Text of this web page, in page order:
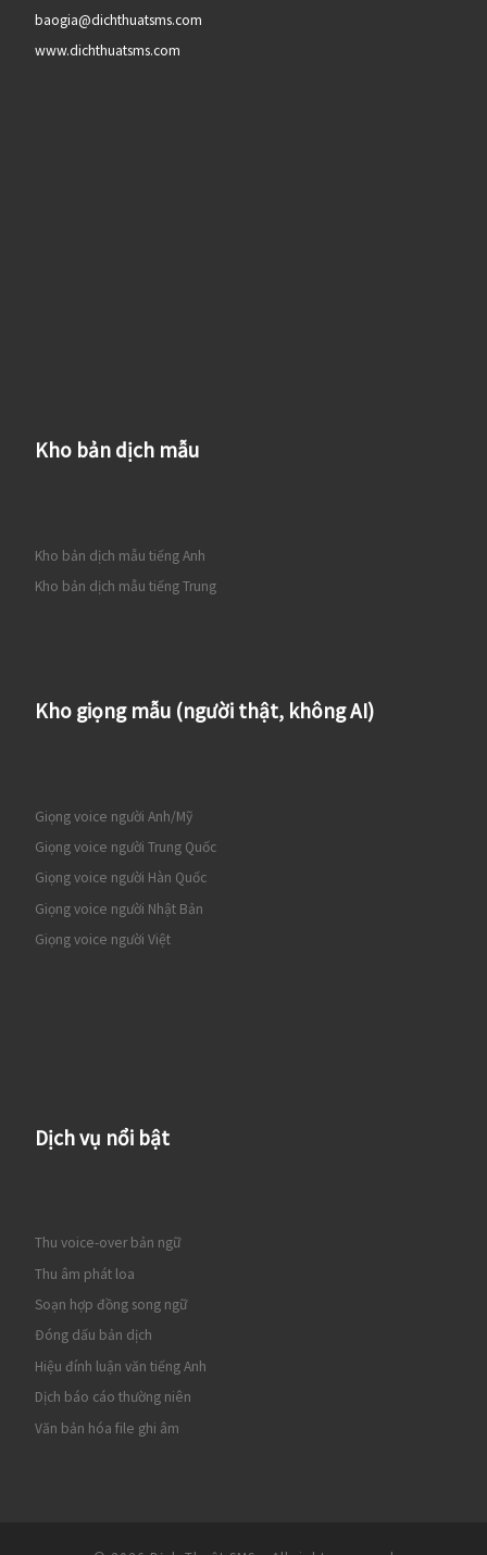
baogia@dichthuatsms.com
www.dichthuatsms.com
Kho bản dịch mẫu
Kho bản dịch mẫu tiếng Anh
Kho bản dịch mẫu tiếng Trung
Kho giọng mẫu (người thật, không AI)
Giọng voice người Anh/Mỹ
Giọng voice người Trung Quốc
Giọng voice người Hàn Quốc
Giọng voice người Nhật Bản
Giọng voice người Việt
Dịch vụ nổi bật
Thu voice-over bản ngữ
Thu âm phát loa
Soạn hợp đồng song ngữ
Đóng dấu bản dịch
Hiệu đính luận văn tiếng Anh
Dịch báo cáo thường niên
Văn bản hóa file ghi âm